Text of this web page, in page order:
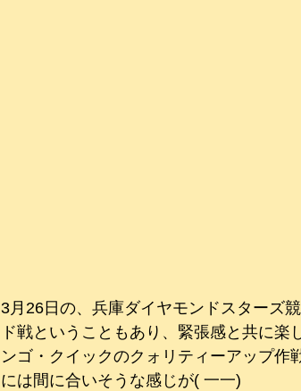
3月26日の、兵庫ダイヤモンドスターズ
ド戦ということもあり、緊張感と共に
ンゴ・クイックのクォリティーアップ
には間に合いそうな感じが( 一一)